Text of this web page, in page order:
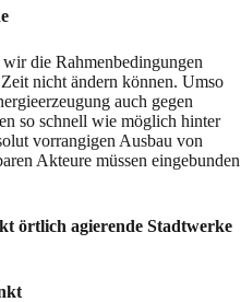
die Rahmenbedingungen
nicht ändern können. Umso
auch gegen
so schnell wie möglich hinter
vorrangigen Ausbau von
Akteure müssen eingebunden
örtlich agierende Stadtwerke